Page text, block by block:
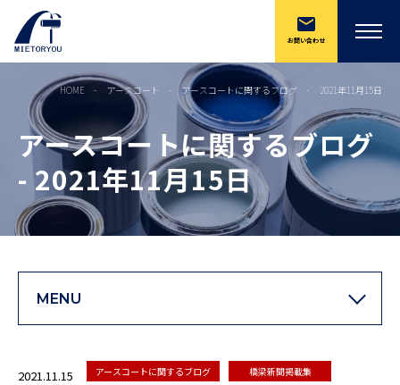
お問い合わせ
HOME アースコート アースコートに関するブログ 2021年11月15日
アースコートに関するブログ
- 2021年11月15日
2021.11.15 アースコートに関するブログ 橋梁新聞掲載集
MENU